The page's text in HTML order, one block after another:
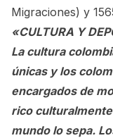
Migraciones) y
«CULTURA Y
La cultura
únicas y los
encargados de
rico
mundo lo sepa.